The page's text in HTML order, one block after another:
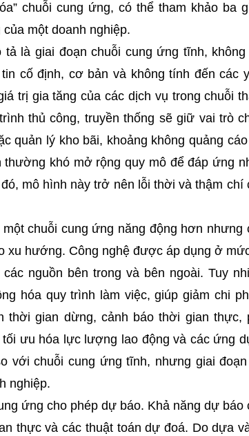
chuỗi cung ứng, có thể tham khảo ba
một doanh nghiệp.
là giai đoạn chuỗi cung ứng tĩnh,
cố định, cơ bản và không tính đến các
trị gia tăng của các dịch vụ trong chuỗi
thủ công, truyền thống sẽ giữ vai trò
quản lý kho bãi, khoảng không quảng
khó mở rộng quy mô để đáp ứng
mô hình này trở nên lỗi thời và thậm
chuỗi cung ứng năng động hơn
xu hướng. Công nghệ được áp dụng ở
nguồn bên trong và bên ngoài. Tuy
hóa quy trình làm việc, giúp giảm chi
thời gian dừng, cảnh báo thời gian thực,
ưu hóa lực lượng lao động và các ứng
với chuỗi cung ứng tĩnh, nhưng giai
nghiệp.
ứng cho phép dự báo. Khả năng dự
thực và các thuật toán dự đoá. Do dựa